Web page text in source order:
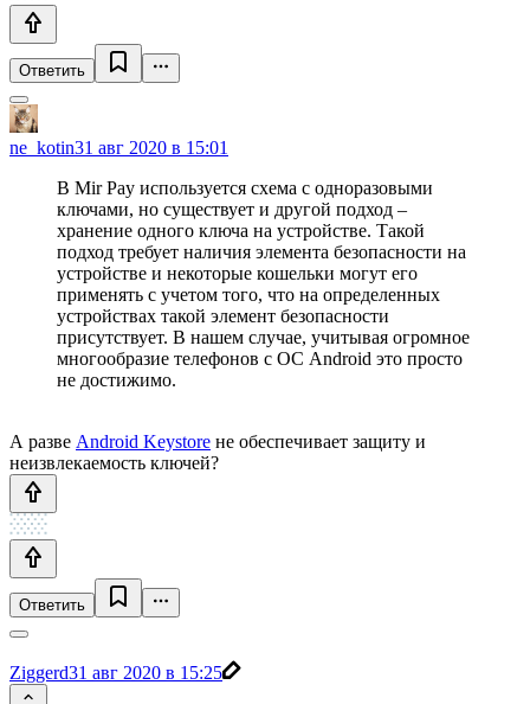
Ответить
ne_kotin31 авг 2020 в 15:01
В Mir Pay используется схема с одноразовыми
ключами, но существует и другой подход –
хранение одного ключа на устройстве. Такой
подход требует наличия элемента безопасности на
устройстве и некоторые кошельки могут его
применять с учетом того, что на определенных
устройствах такой элемент безопасности
присутствует. В нашем случае, учитывая огромное
многообразие телефонов с ОС Android это просто
не достижимо.
А разве Android Keystore не обеспечивает защиту и
неизвлекаемость ключей?
Ответить
Ziggerd31 авг 2020 в 15:25